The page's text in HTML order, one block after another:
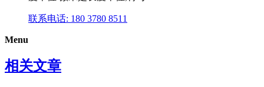
联系电话: 180 3780 8511
Menu
相关文章